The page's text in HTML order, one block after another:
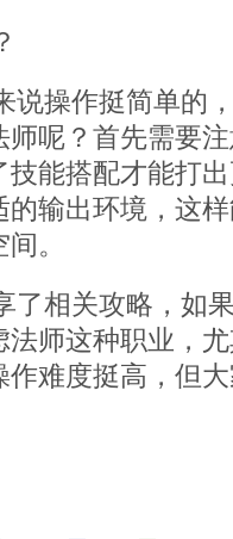
说操作挺简单的
呢？首先需要
技能搭配才能打
输出环境，这
。
了相关攻略，如
师这种职业，
难度挺高，但